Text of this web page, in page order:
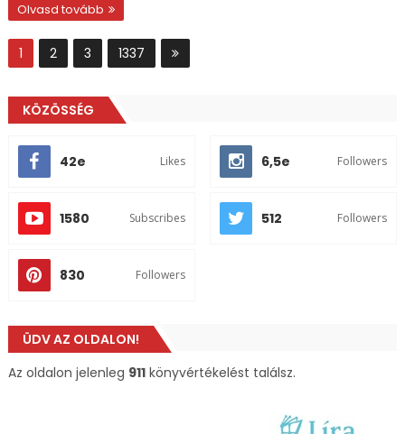
Olvasd tovább
1 2 3 1337
KÖZÖSSÉG
42e Likes 6,5e Followers
1580 Subscribes 512 Followers
830 Followers
ÜDV AZ OLDALON!
Az oldalon jelenleg 911könyvértékelést találsz.